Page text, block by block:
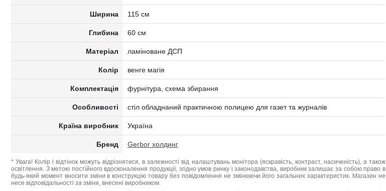
Ширина 115 см
Глибина 60 см
Матеріал ламіноване ДСП
Колір венге магія
Комплектація фурнітура, схема збирання
Особливості стіл обладнаний практичною полицею для газет та журналів
Країна виробник Україна
Бренд Gerbor холдинг
* Увага! Колір і відтінок можуть відрізнятися, в залежності від налаштувань монітора (яскравість, контраст, насиченість), а також
освітлення. З метою постійного вдосконалення продукції, згідно умов ринку і законодавства, виробник залишає за собою право в
будь-який момент вносити зміни в конструкцію товару без повідомлення не змінюючи його загальних характеристик. Магазин не
несе відповідальності за зміни, внесені виробником.